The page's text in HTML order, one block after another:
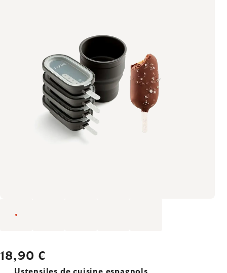
18,90 €